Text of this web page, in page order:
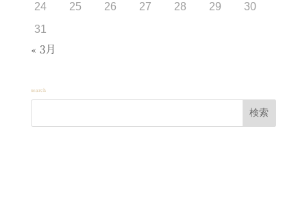
24
25 26 27 28 29
30
31
« 3月
search